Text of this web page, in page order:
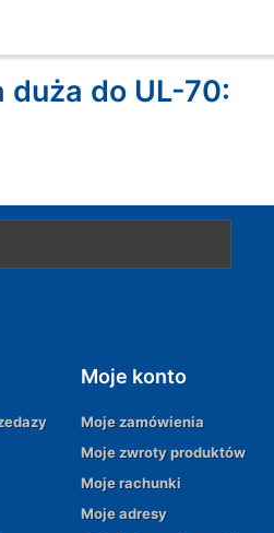
duża do UL-70:
Moje konto
Moje zamówienia
Moje zwroty produktów
Moje rachunki
Moje adresy